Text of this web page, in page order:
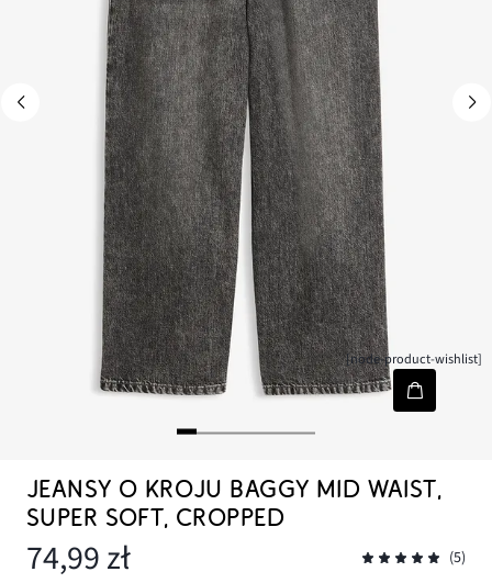
[node-product-wishlist]
JEANSY O KROJU BAGGY MID WAIST,
SUPER SOFT, CROPPED
74,99 zł (5)